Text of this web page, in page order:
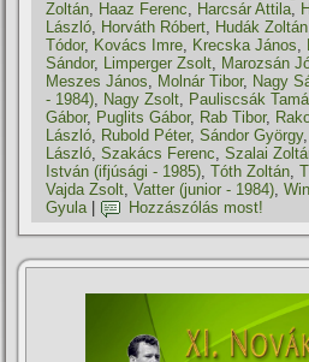
Zoltán, Haaz Ferenc, Harcsár Attila,
László, Horváth Róbert, Hudák Zoltán
Tódor, Kovács Imre, Krecska János,
Sándor, Limperger Zsolt, Marozsán
Meszes János, Molnár Tibor, Nagy
- 1984), Nagy Zsolt, Pauliscsák
Gábor, Puglits Gábor, Rab Tibor,
László, Rubold Péter,Sándor György
László,Szakács Ferenc,Szalai
István (ifjúsági - 1985),Tóth Zoltán,
Vajda Zsolt,Vatter (junior - 1984),
Gyula| Hozzászólás most!